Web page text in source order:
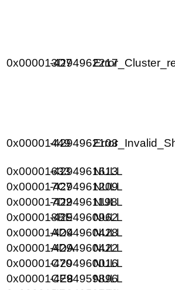
0x000013D7-4294962217
0x00001449-4294962103
0x00001633-4294961613
NULL
0x000017C7-4294961209
NULL
0x000017D2-4294961198
NULL
0x000018BE-4294960962
NULL
0x00001AD4-4294960428
NULL
0x00001ADA-4294960422
NULL
0x00001C70-4294960016
NULL
0x00001CE8-4294959896
NULL